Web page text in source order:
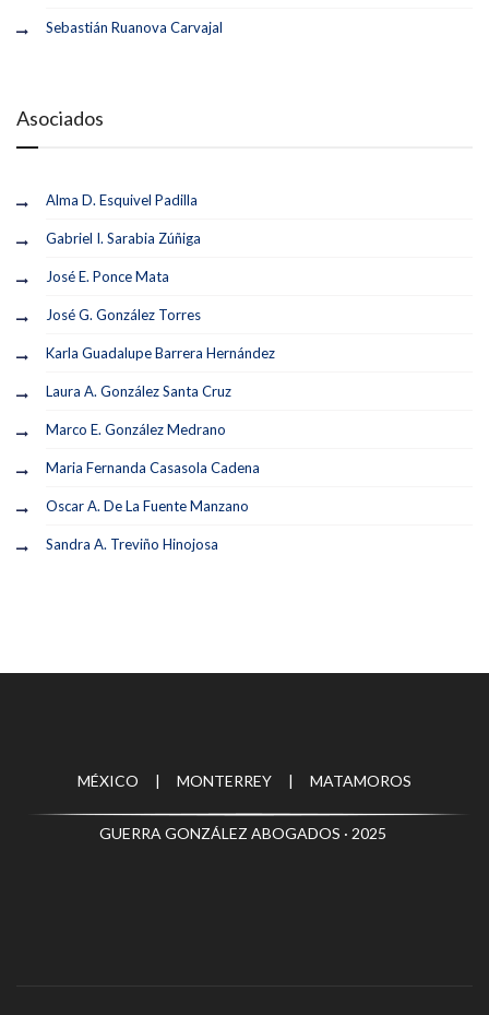
Sebastián Ruanova Carvajal
Asociados
Alma D. Esquivel Padilla
Gabriel I. Sarabia Zúñiga
José E. Ponce Mata
José G. González Torres
Karla Guadalupe Barrera Hernández
Laura A. González Santa Cruz
Marco E. González Medrano
Maria Fernanda Casasola Cadena
Oscar A. De La Fuente Manzano
Sandra A. Treviño Hinojosa
MÉXICO | MONTERREY | MATAMOROS
GUERRA GONZÁLEZ ABOGADOS · 2025